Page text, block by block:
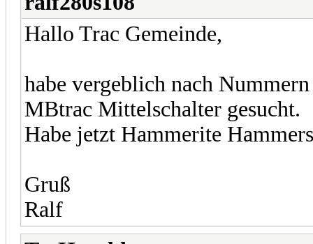
Hallo Trac Gemeinde,
habe vergeblich nach
MBtrac Mittelschalter gesucht.
Habe jetzt Hammerite
Gruß
Ralf